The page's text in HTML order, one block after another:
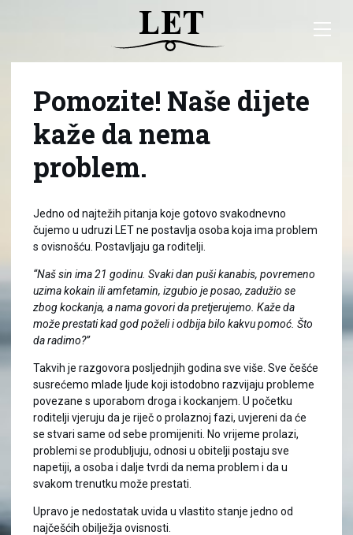
Pomozite! Naše dijete
kaže da nema
problem.
Jedno od najtežih pitanja koje gotovo svakodnevno
čujemo u udruzi LET ne postavlja osoba koja ima problem
s ovisnošću. Postavljaju ga roditelji.
“Naš sin ima 21 godinu. Svaki dan puši kanabis, povremeno
uzima kokain ili amfetamin, izgubio je posao, zadužio se
zbog kockanja, a nama govori da pretjerujemo. Kaže da
može prestati kad god poželi i odbija bilo kakvu pomoć. Što
da radimo?”
Takvih je razgovora posljednjih godina sve više. Sve češće
susrećemo mlade ljude koji istodobno razvijaju probleme
povezane s uporabom droga i kockanjem. U početku
roditelji vjeruju da je riječ o prolaznoj fazi, uvjereni da će
se stvari same od sebe promijeniti. No vrijeme prolazi,
problemi se produbljuju, odnosi u obitelji postaju sve
napetiji, a osoba i dalje tvrdi da nema problem i da u
svakom trenutku može prestati.
Upravo je nedostatak uvida u vlastito stanje jedno od
najčešćih obilježja ovisnosti.